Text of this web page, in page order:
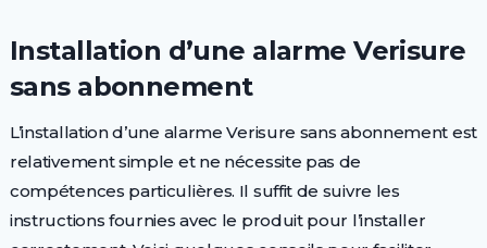
Installation d’une alarme Verisure
sans abonnement
L’installation d’une alarme Verisure sans abonnement est
relativement simple et ne nécessite pas de
compétences particulières. Il suffit de suivre les
instructions fournies avec le produit pour l’installer